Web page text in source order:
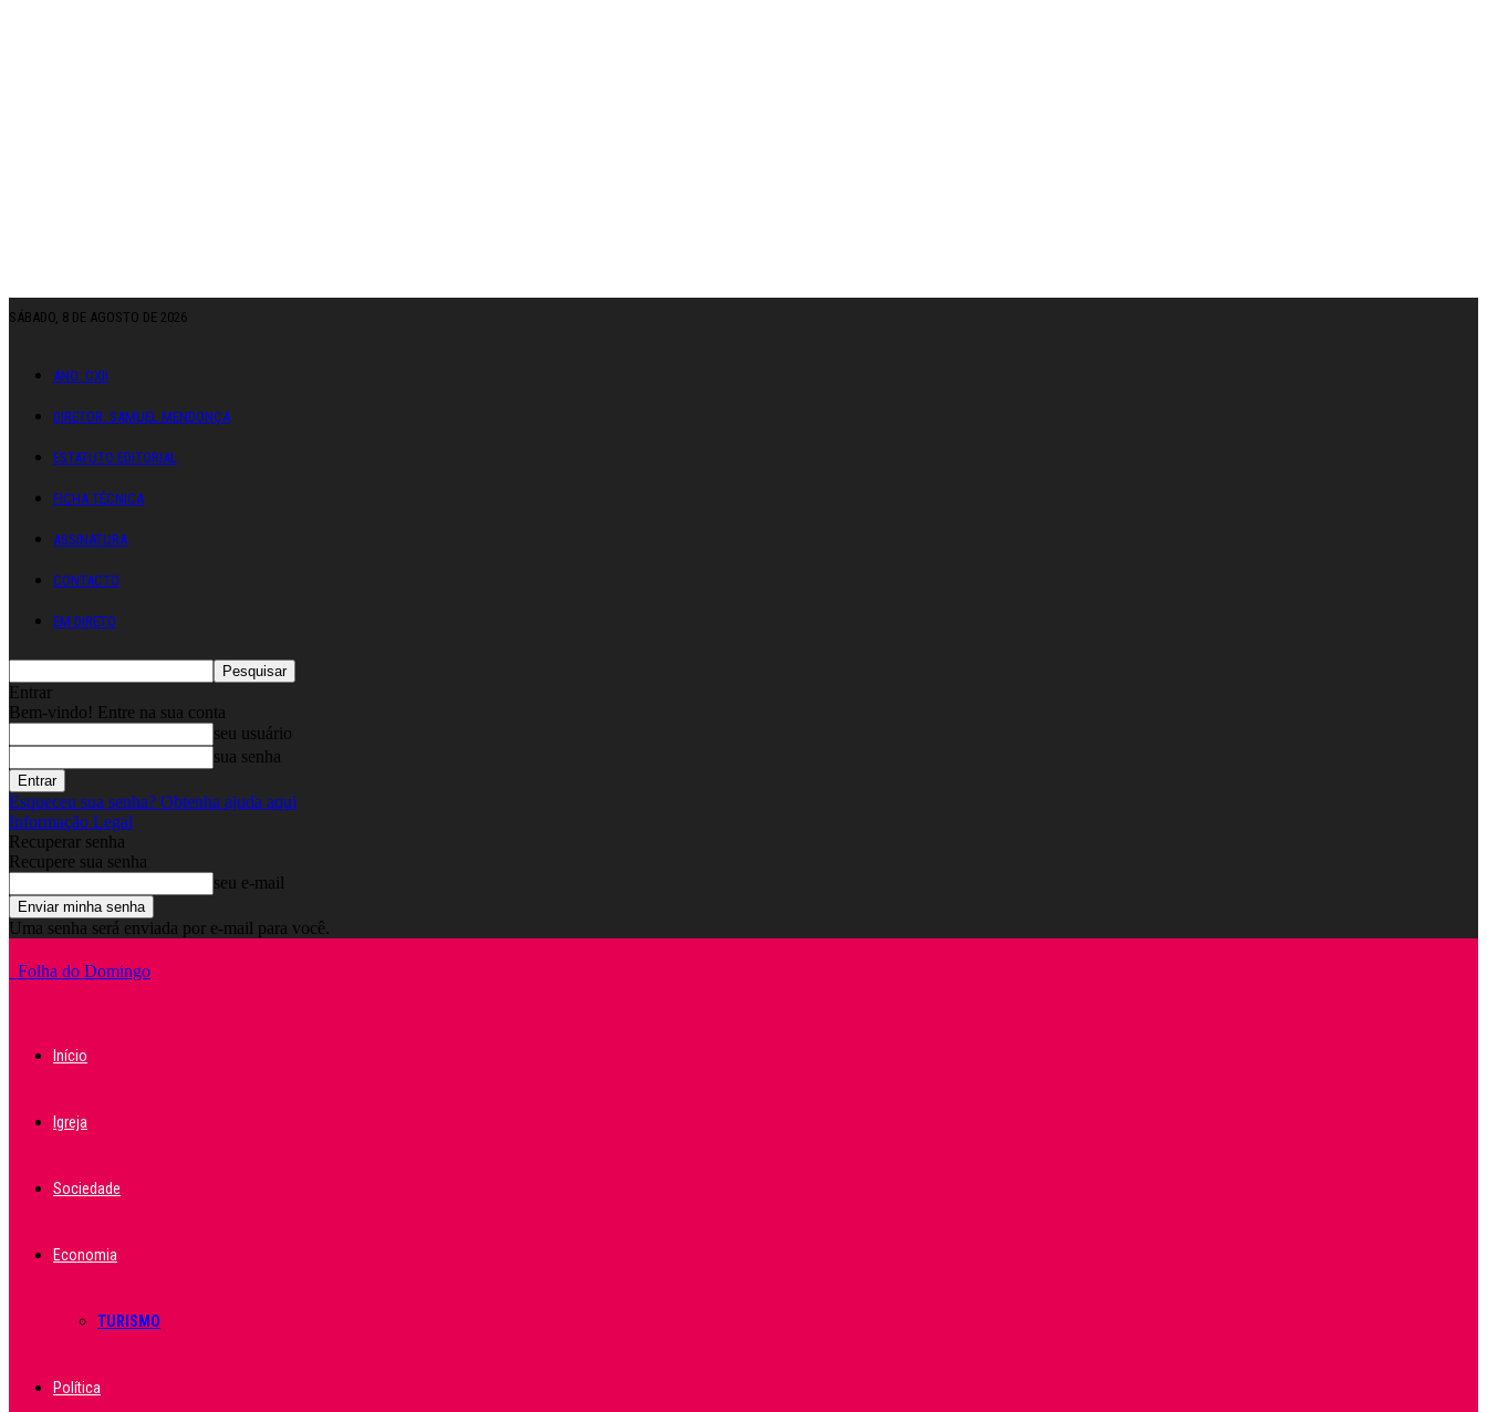
SÁBADO, 8 DE AGOSTO DE 2026
ANO: CXII
DIRETOR: SAMUEL MENDONÇA
ESTATUTO EDITORIAL
FICHA TÉCNICA
ASSINATURA
CONTACTO
EM DIRETO
Entrar
Bem-vindo! Entre na sua conta
seu usuário
sua senha
Esqueceu sua senha? Obtenha ajuda aqui
Informação Legal
Recuperar senha
Recupere sua senha
seu e-mail
Uma senha será enviada por e-mail para você.
Folha do Domingo
Início
Igreja
Sociedade
Economia
TURISMO
Política